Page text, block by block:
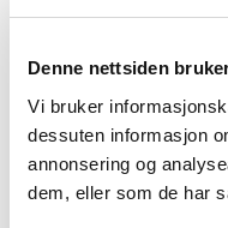
Denne nettsiden
Vi bruker
dessuten informasjon
annonsering og
dem, eller som de har
Presserom